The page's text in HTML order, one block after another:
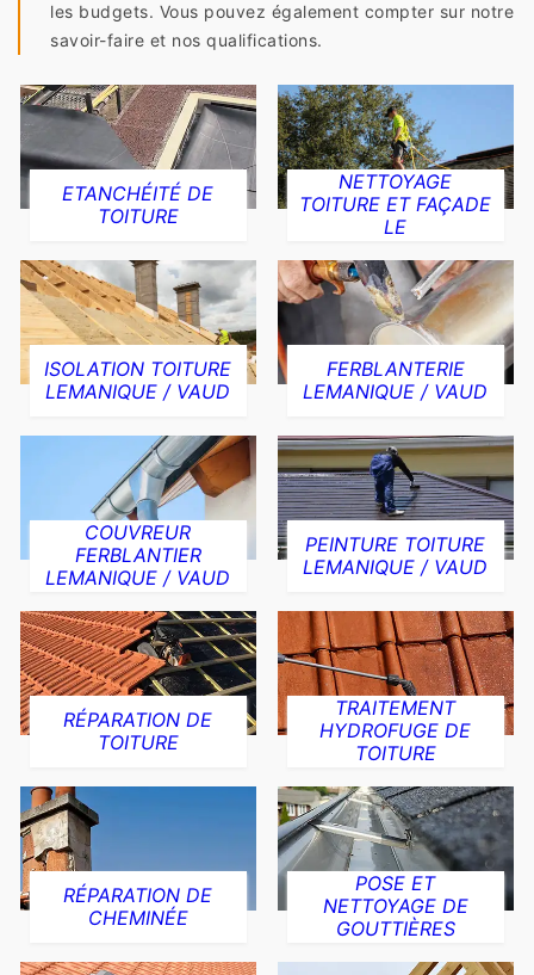
les budgets. Vous pouvez également compter sur notre
savoir-faire et nos qualifications.
ETANCHÉITÉ DE
TOITURE
NETTOYAGE
TOITURE ET FAÇADE
LE
ISOLATION TOITURE
LEMANIQUE / VAUD
FERBLANTERIE
LEMANIQUE / VAUD
COUVREUR
FERBLANTIER
LEMANIQUE / VAUD
PEINTURE TOITURE
LEMANIQUE / VAUD
RÉPARATION DE
TOITURE
TRAITEMENT
HYDROFUGE DE
TOITURE
RÉPARATION DE
CHEMINÉE
POSE ET
NETTOYAGE DE
GOUTTIÈRES